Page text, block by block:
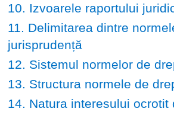
10. Izvoarele raportului
11. Delimitarea dintre
jurisprudență
12. Sistemul normelor de
13. Structura normele de
14. Natura interesului